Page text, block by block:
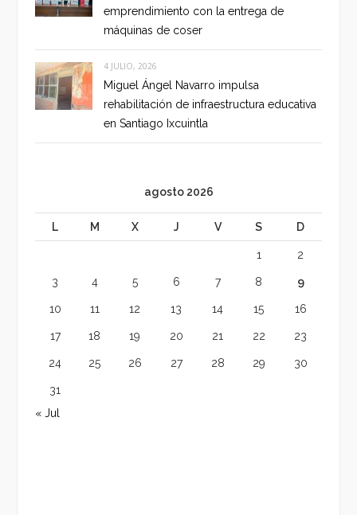
emprendimiento con la entrega de
máquinas de coser
4 JULIO, 2026
Miguel Ángel Navarro impulsa
rehabilitación de infraestructura educativa
en Santiago Ixcuintla
agosto 2026
L M X J V S D
1 2
3 4 5 6 7 8 9
10 11 12 13 14 15 16
17 18 19 20 21 22 23
24 25 26 27 28 29 30
31
« Jul